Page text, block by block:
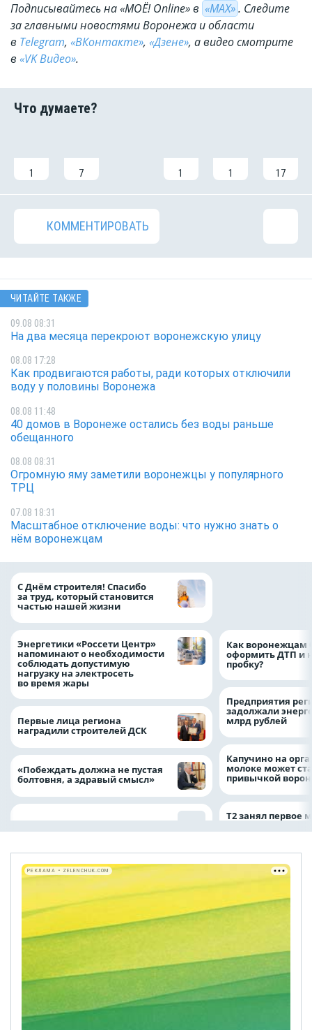
Подписывайтесь на «МОЁ! Online» в «МАХ». Cледите
за главными новостями Воронежа и области
в Telegram, «ВКонтакте», «Дзене», а видео смотрите
в «VK Видео».
1 7 1 1 17
КОММЕНТИРОВАТЬ
ЧИТАЙТЕ ТАКЖЕ
09.08 08:31
На два месяца перекроют воронежскую улицу
08.08 17:28
Как продвигаются работы, ради которых отключили
воду у половины Воронежа
08.08 11:48
40 домов в Воронеже остались без воды раньше
обещанного
08.08 08:31
Огромную яму заметили воронежцы у популярного
ТРЦ
07.08 18:31
Масштабное отключение воды: что нужно знать о
нём воронежцам
С Днём строителя! Спасибо
за труд, который становится
частью нашей жизни
Энергетики «Россети Центр»
напоминают о необходимости
соблюдать допустимую
нагрузку на электросеть
во время жары
Первые лица региона
наградили строителей ДСК
«Побеждать должна не пустая
болтовня, а здравый смысл»
Как воронежцам
оформить ДТП и
пробку?
Предприятия
задолжали
млрд рублей
Капучино на
молоке может
привычкой
Т2 занял первое
РЕКЛАМА • ZELENCHUK.COM